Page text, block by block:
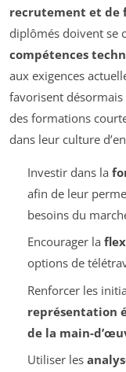
recrutement et de
diplômés doivent se
compétences
aux exigences
favorisent désormais
des formations
dans leur culture
Investir dans la
afin de leur
besoins du
Encourager la
options de
Renforcer les
représentation
de la main-
Utiliser les